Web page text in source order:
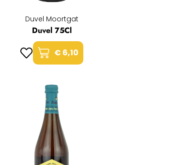
Duvel Moortgat
Duvel 75Cl
€ 6,10